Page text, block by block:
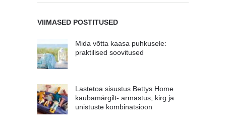
VIIMASED POSTITUSED
Mida võtta kaasa puhkusele:
praktilised soovitused
Lastetoa sisustus Bettys Home
kaubamärgilt- armastus, kirg ja
unistuste kombinatsioon